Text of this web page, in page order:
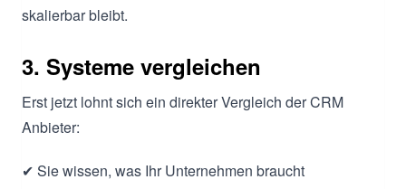
skalierbar bleibt.
3. Systeme vergleichen
Erst jetzt lohnt sich ein direkter Vergleich der CRM
Anbieter:
✔ Sie wissen, was Ihr Unternehmen braucht